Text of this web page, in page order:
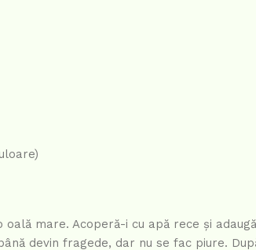
mare. Acoperă-i cu apă rece și
devin fragede, dar nu se fac piure.